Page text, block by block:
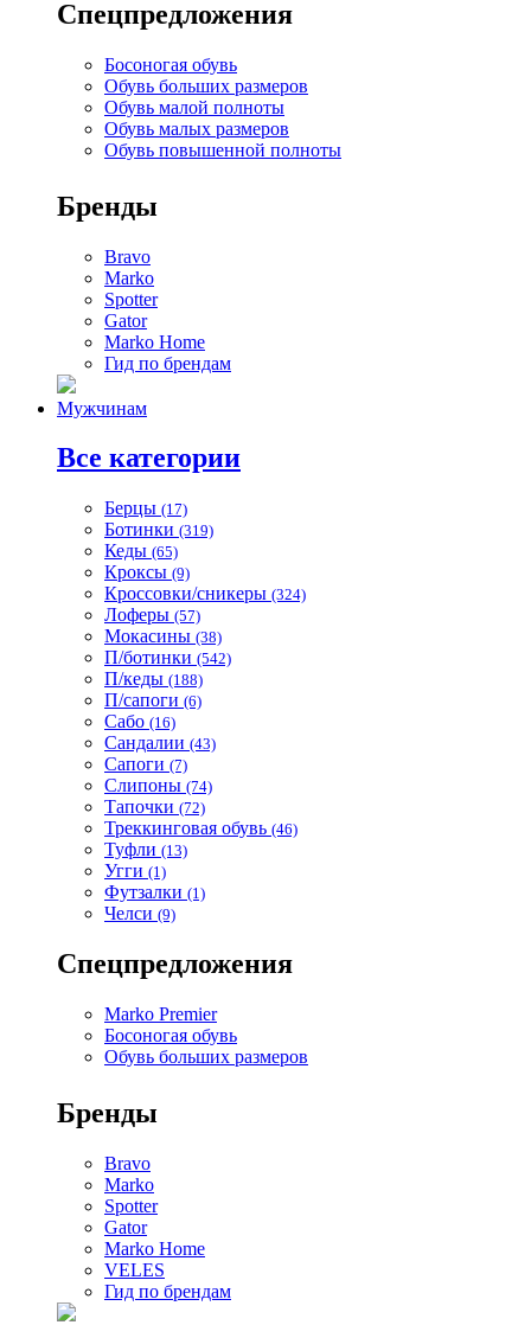
Спецпредложения
Босоногая обувь
Обувь больших размеров
Обувь малой полноты
Обувь малых размеров
Обувь повышенной полноты
Бренды
Bravo
Marko
Spotter
Gator
Marko Home
Гид по брендам
Мужчинам
Все категории
Берцы (17)
Ботинки (319)
Кеды (65)
Кроксы (9)
Кроссовки/сникеры (324)
Лоферы (57)
Мокасины (38)
П/ботинки (542)
П/кеды (188)
П/сапоги (6)
Сабо (16)
Сандалии (43)
Сапоги (7)
Слипоны (74)
Тапочки (72)
Треккинговая обувь (46)
Туфли (13)
Угги (1)
Футзалки (1)
Челси (9)
Спецпредложения
Marko Premier
Босоногая обувь
Обувь больших размеров
Бренды
Bravo
Marko
Spotter
Gator
Marko Home
VELES
Гид по брендам